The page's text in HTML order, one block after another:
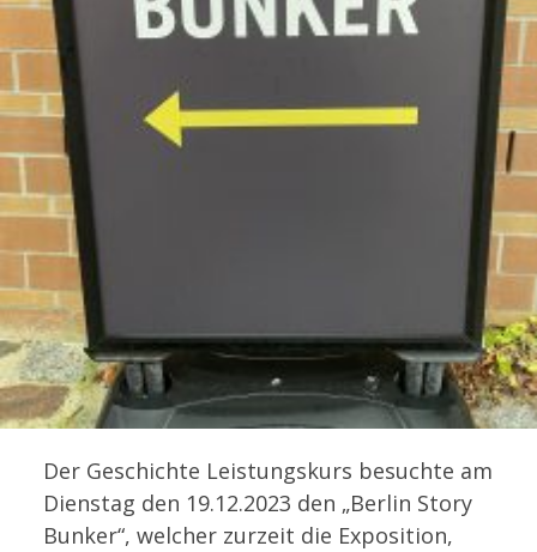
Der Geschichte Leistungskurs besuchte am
Dienstag den 19.12.2023 den „Berlin Story
Bunker“, welcher zurzeit die Exposition,